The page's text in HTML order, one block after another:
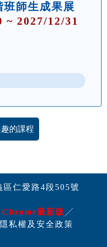
師生成果展
~ 2027/12/31
的課程
仁愛路4段505號
最新版 ╱
私權及安全政策